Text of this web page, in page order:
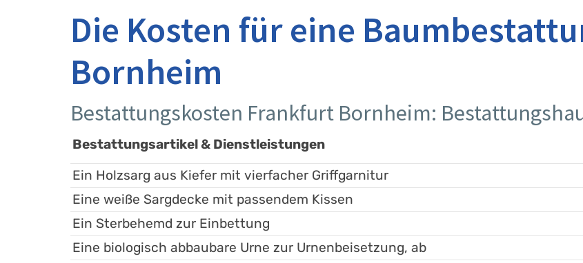
Die Kosten für eine
Bornheim
Bestattungskosten Frankfurt Bornheim:
Bestattungsartikel & Dienstleistungen
Ein Holzsarg aus Kiefer mit vierfacher Griffgarnitur
Eine weiße Sargdecke mit passendem Kissen
Ein Sterbehemd zur Einbettung
Eine biologisch abbaubare Urne zur Urnenbeisetzung, ab